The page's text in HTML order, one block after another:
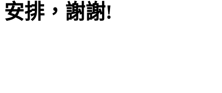
安排，謝謝!